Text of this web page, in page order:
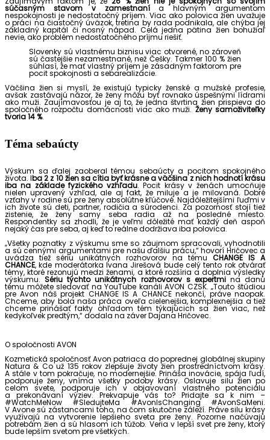
súčasným stavom v zamestnanía hlavným argumentom
nespokojnosti je nedostatočný príjem. Viac ako polovica žien uvažuje
o práci na čiastočný úväzok, tretina by rada podnikala, ale chýba jej
základný kapitál či nosný nápad. Celá jedna pätina žien bohužiaľ
nevie, ako problém nedostatočného príjmu riešiť.
Slovenky sú vlastnému biznisu viac otvorené, no zároveň
sú častejšie nezamestnané, než Češky. Takmer 100 % žien
súhlasí, že mať vlastný príjem je zásadným faktorom pre
pocit spokojnosti a sebarealizácie.
Väčšina žien si myslí, že existujú typicky ženské a mužské profesie,
avšak zastávajú názor, že ženy môžu byť rovnako úspešnými lídrami
ako muži. Zaujímavosťou je aj to, že jedna štvrtina žien prispieva do
spoločného rozpočtu domácnosti viac ako muži. Ženy samoživiteľky
tvoria 14 %.
Téma sebaúcty
Výskum sa ďalej zaoberal témou sebaúcty a pocitom spokojného
života. Iba 2 z 10 žien sa cítia byť krásne a väčšina z nich hodnotí krásu
iba na základe fyzického vzhľadu. Pocit krásy v ženách umocňuje
nielen upravený vzhľad, ale aj fakt, že miluje a je milovaná. Dobré
vzťahy v rodine sú pre ženy absolútne kľúčové. Najdôležitejšími ľuďmi v
ich živote sú deti, partner, rodičia a súrodenci. Za pozornosť stojí tiež
zistenie, že ženy samy seba radia až na posledné miesto.
Respondentky sa zhodli, že je veľmi dôležité mať každý deň aspoň
nejaký čas pre seba, aj keď to reálne dodržiava iba polovica.
„Všetky poznatky z výskumu sme so záujmom spracovali, vyhodnotili
a sú cennými argumentami pre našu ďalšiu prácu,“ hovorí Hričovec a
uvádza tiež sériu unikátnych rozhovorov na tému CHANGE IS A
CHANCE, kde moderátorka Ivana Jirešová bude celý tento rok otvárať
témy, ktoré rezonujú medzi ženami, a ktoré rozšíria a doplnia výsledky
výskumu.Sériu týchto unikátnych rozhovorov s expertmina danú
tému môžete sledovať na YouTube kanáli AVON CZSK. „Touto štúdiou
pre Avon náš projekt CHANGE IS A CHANCE nekončí, práve naopak.
Chceme, aby bola naša práca oveľa cielenejšia, komplexnejšia a tiež
chceme prinášať fakty ohľadom tém týkajúcich sa žien viac, než
kedykoľvek predtým,“ dodala na záver Dajana Hričovec.
O spoločnosti AVON
Kozmetická spoločnosť Avon patriaca do poprednej globálnej skupiny
Natura & Co už 135 rokov zlepšuje životy žien prostredníctvom krásy.
A stále v tom pokračuje, no modernejšie. Prináša inovácie, spája ľudí,
podporuje ženy, vníma všetky podoby krásy. Oslavuje silu žien po
celom svete, podporuje ich v objavovaní vlastného potenciálu
a prekonávaní výziev. Prekvapuje vás to? Pridajte sa k nim –
#WatchMeNow #SledujteMa #AvonIsChanging #AvonSaMeni.
V Avone sú zástancami toho, na čom skutočne záleží. Práve silu krásy
využívajú na vytvorenie lepšieho sveta pre ženy. Pozorne načúvajú
potrebám žien a sú hlasom ich túžob. Veria v lepší svet pre ženy, ktorý
bude lepším svetom pre všetkých.